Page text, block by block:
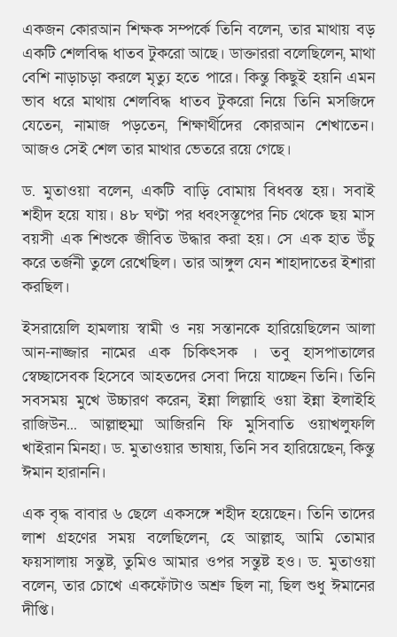
একজন কোরআন শিক্ষক সম্পর্কে তিনি বলেন, তার মাথায় বড়
একটি শেলবিদ্ধ ধাতব টুকরো আছে। ডাক্তাররা বলেছিলেন, মাথা
বেশি নাড়াচড়া করলে মৃত্যু হতে পারে। কিন্তু কিছুই হয়নি এমন
ভাব ধরে মাথায় শেলবিদ্ধ ধাতব টুকরো নিয়ে তিনি মসজিদে
যেতেন, নামাজ পড়তেন, শিক্ষার্থীদের কোরআন শেখাতেন।
আজও সেই শেল তার মাথার ভেতরে রয়ে গেছে।
ড. মুতাওয়া বলেন, একটি বাড়ি বোমায় বিধ্বস্ত হয়। সবাই
শহীদ হয়ে যায়। ৪৮ ঘণ্টা পর ধ্বংসস্তূপের নিচ থেকে ছয় মাস
বয়সী এক শিশুকে জীবিত উদ্ধার করা হয়। সে এক হাত উঁচু
করে তর্জনী তুলে রেখেছিল। তার আঙ্গুল যেন শাহাদাতের ইশারা
করছিল।
ইসরায়েলি হামলায় স্বামী ও নয় সন্তানকে হারিয়েছিলেন আলা
আন-নাজ্জার নামের এক চিকিৎসক । তবু হাসপাতালের
স্বেচ্ছাসেবক হিসেবে আহতদের সেবা দিয়ে যাচ্ছেন তিনি। তিনি
সবসময় মুখে উচ্চারণ করেন, ইন্না লিল্লাহি ওয়া ইন্না ইলাইহি
রাজিউন... আল্লাহুম্মা আজিরনি ফি মুসিবাতি ওয়াখলুফলি
খাইরান মিনহা। ড. মুতাওয়ার ভাষায়, তিনি সব হারিয়েছেন, কিন্তু
ঈমান হারাননি।
এক বৃদ্ধ বাবার ৬ ছেলে একসঙ্গে শহীদ হয়েছেন। তিনি তাদের
লাশ গ্রহণের সময় বলেছিলেন, হে আল্লাহ, আমি তোমার
ফয়সালায় সন্তুষ্ট, তুমিও আমার ওপর সন্তুষ্ট হও। ড. মুতাওয়া
বলেন, তার চোখে একফোঁটাও অশ্রু ছিল না, ছিল শুধু ঈমানের
দীপ্তি।